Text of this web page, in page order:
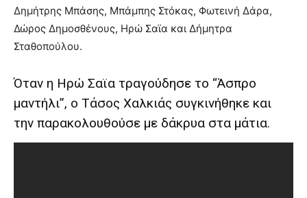
Δημήτρης Μπάσης, Μπάμπης Στόκας, Φωτεινή Δάρα,
Δώρος Δημοσθένους, Ηρώ Σαϊα και Δήμητρα
Σταθοπούλου.
Όταν η Ηρώ Σαϊα τραγούδησε το “Άσπρο
μαντήλι”, ο Τάσος Χαλκιάς συγκινήθηκε και
την παρακολουθούσε με δάκρυα στα μάτια.